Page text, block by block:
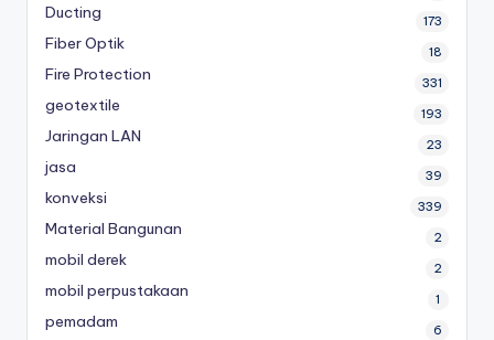
Ducting 173
Fiber Optik 18
Fire Protection 331
geotextile 193
Jaringan LAN 23
jasa 39
konveksi 339
Material Bangunan 2
mobil derek 2
mobil perpustakaan 1
pemadam 6